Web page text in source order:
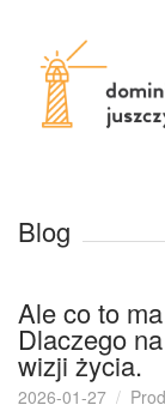
Blog
Ale co to
Dlaczego
wizji życia.
2026-01-27